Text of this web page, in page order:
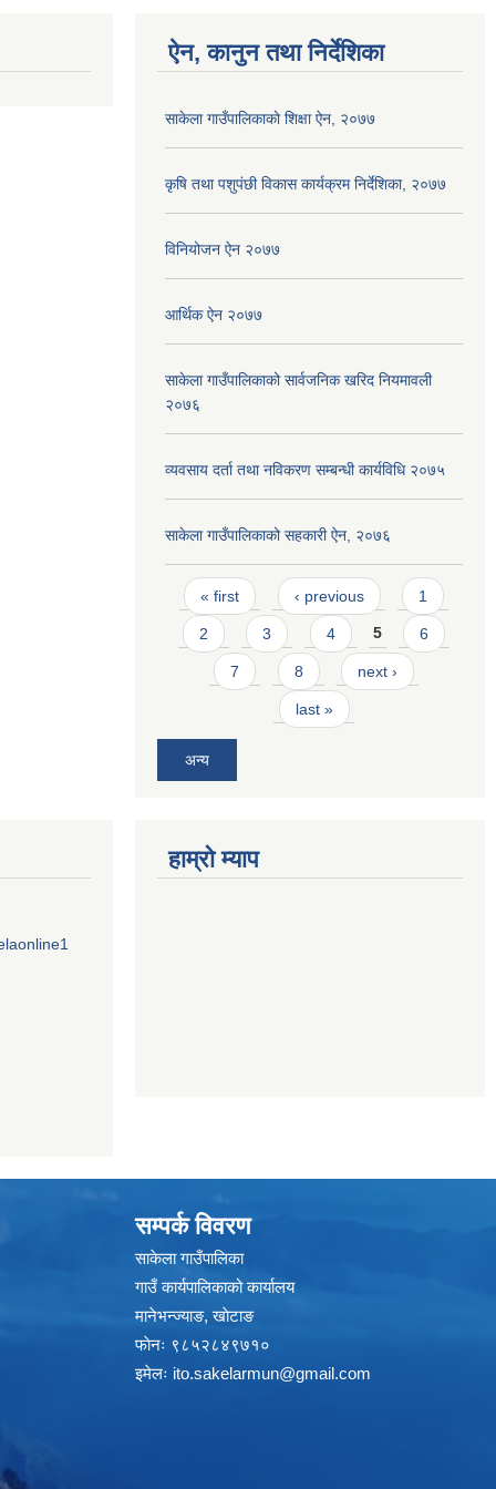
ऐन, कानुन तथा निर्देशिका
साकेला गाउँपालिकाकाे शिक्षा ऐन, २०७७
कृषि तथा पशुपंछी विकास कार्यक्रम निर्देशिका, २०७७
विनियोजन ऐन २०७७
आर्थिक ऐन २०७७
साकेला गाउँपालिकाको सार्वजनिक खरिद नियमावली
२०७६
व्यवसाय दर्ता तथा नविकरण सम्बन्धी कार्यविधि २०७५
साकेला गाउँपालिकाको सहकारी ऐन, २०७६
Pages
« first ‹ previous 1
2 3 4 5 6
7 8 next ›
last »
अन्य
हाम्राे म्याप
सम्पर्क विवरण
साकेला गाउँपालिका
गाउँ कार्यपालिकाको कार्यालय
मानेभन्ज्याङ, खाेटाङ
फाेनः ९८५२८४९७१०
इमेलः ito.sakelarmun@gmail.com